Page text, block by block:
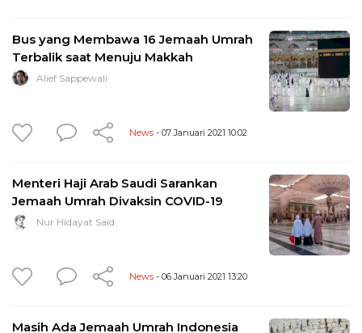
Bus yang Membawa 16 Jemaah Umrah
Terbalik saat Menuju Makkah
Alief Sappewali
News - 07 Januari 2021 10:02
Menteri Haji Arab Saudi Sarankan
Jemaah Umrah Divaksin COVID-19
Nur Hidayat Said
News - 06 Januari 2021 13:20
Masih Ada Jemaah Umrah Indonesia